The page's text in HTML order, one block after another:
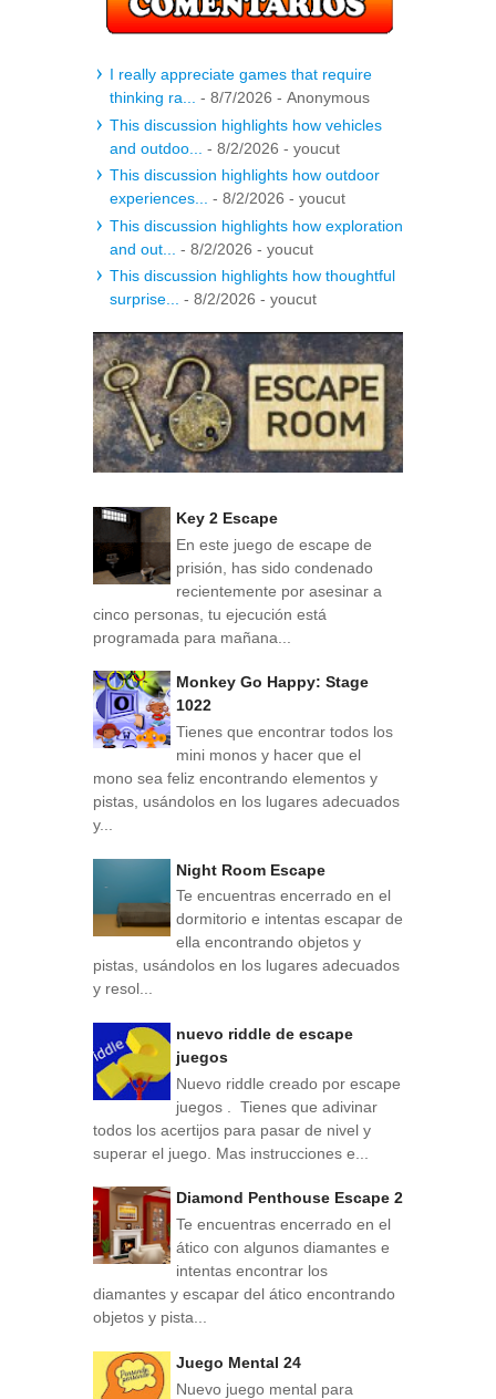
I really appreciate games that require
thinking ra...
- 8/7/2026 - Anonymous
This discussion highlights how vehicles
and outdoo...
- 8/2/2026 - youcut
This discussion highlights how outdoor
experiences...
- 8/2/2026 - youcut
This discussion highlights how exploration
and out...
- 8/2/2026 - youcut
This discussion highlights how thoughtful
surprise...
- 8/2/2026 - youcut
Key 2 Escape
En este juego de escape de
prisión, has sido condenado
recientemente por asesinar a
cinco personas, tu ejecución está
programada para mañana...
Monkey Go Happy: Stage
1022
Tienes que encontrar todos los
mini monos y hacer que el
mono sea feliz encontrando elementos y
pistas, usándolos en los lugares adecuados
y...
Night Room Escape
Te encuentras encerrado en el
dormitorio e intentas escapar de
ella encontrando objetos y
pistas, usándolos en los lugares adecuados
y resol...
nuevo riddle de escape
juegos
Nuevo riddle creado por escape
juegos . Tienes que adivinar
todos los acertijos para pasar de nivel y
superar el juego. Mas instrucciones e...
Diamond Penthouse Escape 2
Te encuentras encerrado en el
ático con algunos diamantes e
intentas encontrar los
diamantes y escapar del ático encontrando
objetos y pista...
Juego Mental 24
Nuevo juego mental para